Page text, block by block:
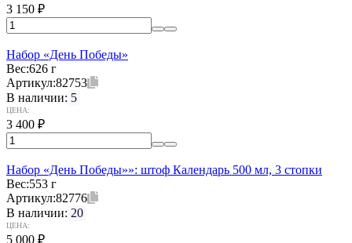
3 150 ₽
Набор «День Победы»
Вес:626 г
Артикул:82753
В наличии: 5
ЦЕНА:
3 400 ₽
Набор «День Победы»»: штоф Календарь 500 мл, 3 стопки
Вес:553 г
Артикул:82776
В наличии: 20
ЦЕНА:
5 000 ₽